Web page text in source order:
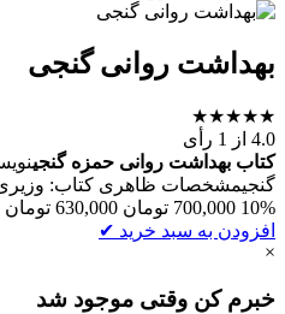
بهداشت روانی گنجی
★
★
★
★
★
4.0 از 1 رأی
کتاب بهداشت روانی حمزه گنجی
گنجیمشخصات ظاهری کتاب: وزیری/
10%
700,000 تومان 630,000 تومان
افزودن به سبد خرید ✔
×
خبرم کن وقتی موجود شد